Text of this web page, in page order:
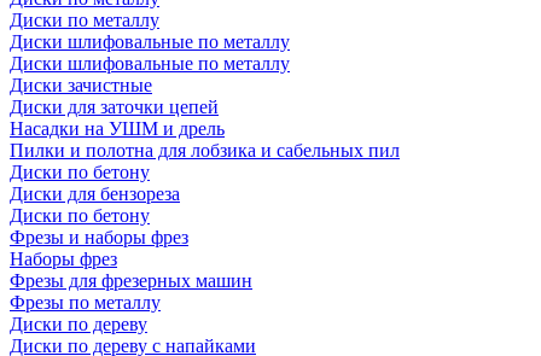
Диски по металлу
Диски шлифовальные по металлу
Диски шлифовальные по металлу
Диски зачистные
Диски для заточки цепей
Насадки на УШМ и дрель
Пилки и полотна для лобзика и сабельных пил
Диски по бетону
Диски для бензореза
Диски по бетону
Фрезы и наборы фрез
Наборы фрез
Фрезы для фрезерных машин
Фрезы по металлу
Диски по дереву
Диски по дереву с напайками